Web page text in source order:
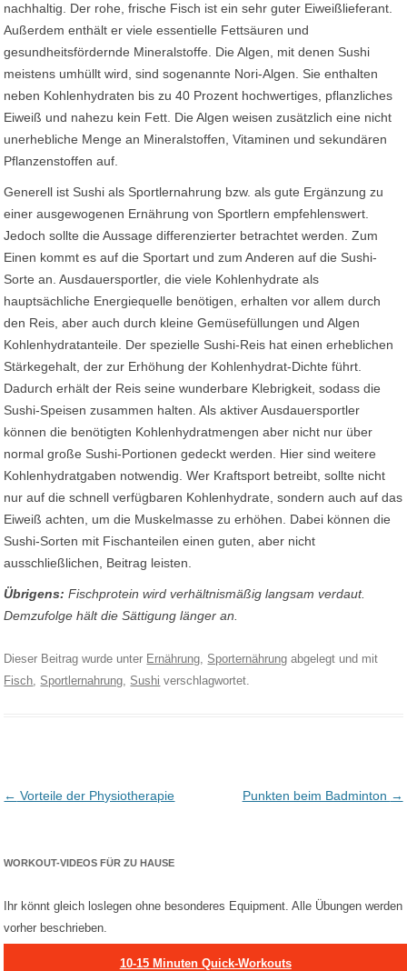
nachhaltig. Der rohe, frische Fisch ist ein sehr guter Eiweißlieferant.
Außerdem enthält er viele essentielle Fettsäuren und
gesundheitsfördernde Mineralstoffe. Die Algen, mit denen Sushi
meistens umhüllt wird, sind sogenannte Nori-Algen. Sie enthalten
neben Kohlenhydraten bis zu 40 Prozent hochwertiges, pflanzliches
Eiweiß und nahezu kein Fett. Die Algen weisen zusätzlich eine nicht
unerhebliche Menge an Mineralstoffen, Vitaminen und sekundären
Pflanzenstoffen auf.
Generell ist Sushi als Sportlernahrung bzw. als gute Ergänzung zu
einer ausgewogenen Ernährung von Sportlern empfehlenswert.
Jedoch sollte die Aussage differenzierter betrachtet werden. Zum
Einen kommt es auf die Sportart und zum Anderen auf die Sushi-
Sorte an. Ausdauersportler, die viele Kohlenhydrate als
hauptsächliche Energiequelle benötigen, erhalten vor allem durch
den Reis, aber auch durch kleine Gemüsefüllungen und Algen
Kohlenhydratanteile. Der spezielle Sushi-Reis hat einen erheblichen
Stärkegehalt, der zur Erhöhung der Kohlenhydrat-Dichte führt.
Dadurch erhält der Reis seine wunderbare Klebrigkeit, sodass die
Sushi-Speisen zusammen halten. Als aktiver Ausdauersportler
können die benötigten Kohlenhydratmengen aber nicht nur über
normal große Sushi-Portionen gedeckt werden. Hier sind weitere
Kohlenhydratgaben notwendig. Wer Kraftsport betreibt, sollte nicht
nur auf die schnell verfügbaren Kohlenhydrate, sondern auch auf das
Eiweiß achten, um die Muskelmasse zu erhöhen. Dabei können die
Sushi-Sorten mit Fischanteilen einen guten, aber nicht
ausschließlichen, Beitrag leisten.
Übrigens: Fischprotein wird verhältnismäßig langsam verdaut.
Demzufolge hält die Sättigung länger an.
Dieser Beitrag wurde unter Ernährung, Sporternährung abgelegt und mit
Fisch, Sportlernahrung, Sushi verschlagwortet.
Post navigation
← Vorteile der Physiotherapie Punkten beim Badminton →
WORKOUT-VIDEOS FÜR ZU HAUSE
Ihr könnt gleich loslegen ohne besonderes Equipment. Alle Übungen werden
vorher beschrieben.
10-15 Minuten Quick-Workouts